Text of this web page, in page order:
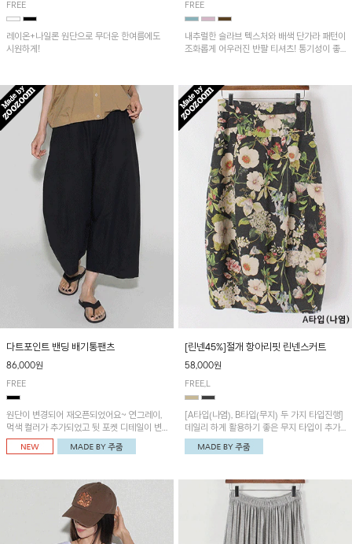
FREE
레이온+나일론 원단으로 무더운 한여름에도
시원하게!
FREE
내추럴한 슬라브 텍스처와 배색 단가라 패턴이
조화롭게 어우러진 반팔 티셔츠! 통기성이 좋
다트포인트 밴딩 배기통팬츠
86,000원
FREE
원단이 변경되어 재오픈되었어요~ 연그레이,
먹색 컬러가 추가되었고 뒷 포켓 디테일이 변
경되었습니다~가볍고 시원하게 착용되는 배
기통팬츠! 허리밴딩과 여유로운 통으로 편안해
[린넨45%]절개 항아리핏 린넨스커트
58,000원
FREE,L
[A타입(나염), B타입(무지) 두 가지 타입진행]
데일리 하게 활용하기 좋은 무지 타입이 추가
되었어요~ 볼륨감 있는 항아리핏 실루엣이 유
니크하며 포켓디테일이 POINT!